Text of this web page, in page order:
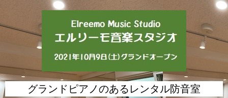
グランドピアノのあるレンタル防音室